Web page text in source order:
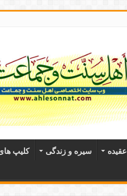
عقيده سیره و زندگی کلیپ